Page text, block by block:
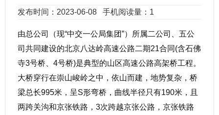
发布时间：2023-06-08 手机阅读量：1
由总公司（现“中交一公局集团”）所属二公司、五公
司共同建设的北京八达岭高速公路二期21合同(含石佛
寺3号桥、4号桥)是典型的山区高速公路高架桥工程。
大桥穿行在崇山峻岭之中，依山而建，地势复杂，桥
梁总长995米，呈S形弯桥，曲线半径只有190米，且
两跨关沟和京张铁路，3次跨越京张公路，京张铁路